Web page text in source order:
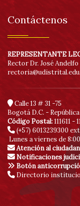
Contáctenos
REPRESENTANTE
Rector Dr. José
Calle 13 # 31 -75
Bogotá D.C. -
Código Postal:111611 -
(+57) 6013239300
Lunes a viernes de
Atención al
Notificaciones
Botón
Directorio